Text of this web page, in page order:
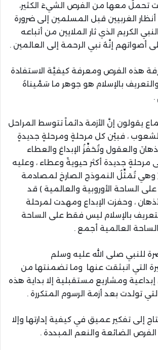
تحملُ معها من الفرص الشيءَ الكثير،
الغربيين قبل المسلمين إلى ضرورة
الكريم الذي ثار الملايين من أتباعه
أصواتهم إنَّهُ نبي الرحمة إلى العالمين .
هذه الفرص ومعرفة كيفيَّة الاستفادة
بالإسلام هو جوهر ما سَمَّيناهُ
.
يقولون إنَّ الأزمة دائماً تتوسط المراحل
، فبيْن كل مرحلةٍ ومرحلةٍ جديدةٍ
والعقول وتُحَفِّزُ الإبداعَ والعطاء
مرحلةٍ جديدة أكثر حيويةً وعطاء ، وعليه
( وهي تُمَثِّلُ النموذج الصارخ لمصادمة
الساحة الأوروبية والعالمية ) قد
، وحفزت الإبداع ومهدت لمرحلة
بالإسلام ليس فقط على الساحة
الساحة العالمية أجمع .
للنبي صلى الله عليه وسلم
التي انبثقت عنها وما تضمنتها من
إبداعية ومشاريع مستقبلية إلا بداية هذه
تولدت بعد أزمة الرسوم المتكررة .
إلى تفكير عميق في كيفية إدارتها وإلا
الضائعة والنعم المبددة .